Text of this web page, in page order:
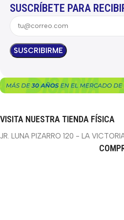
SUSCRÍBETE PARA
VISITA NUESTRA TIENDA FÍSICA
JR. LUNA PIZARRO 120 - LA